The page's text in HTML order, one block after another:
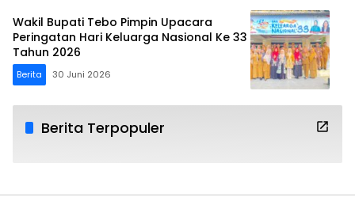
Wakil Bupati Tebo Pimpin Upacara
Peringatan Hari Keluarga Nasional Ke 33
Tahun 2026
Berita 30 Juni 2026
Berita Terpopuler